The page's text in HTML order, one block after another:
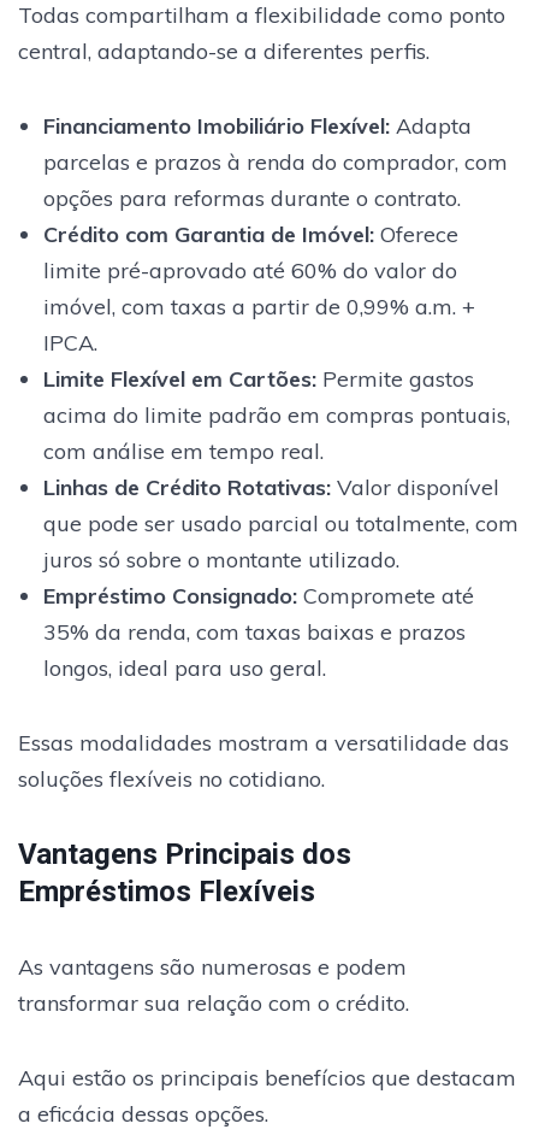
Todas compartilham a flexibilidade como ponto
central, adaptando-se a diferentes perfis.
Financiamento Imobiliário Flexível:Adapta
parcelas e prazos à renda do comprador, com
opções para reformas durante o contrato.
Crédito com Garantia de Imóvel:Oferece
limite pré-aprovado até 60% do valor do
imóvel, com taxas a partir de 0,99% a.m. +
IPCA.
Limite Flexível em Cartões:Permite gastos
acima do limite padrão em compras pontuais,
com análise em tempo real.
Linhas de Crédito Rotativas:Valor disponível
que pode ser usado parcial ou totalmente, com
juros só sobre o montante utilizado.
Empréstimo Consignado:Compromete até
35% da renda, com taxas baixas e prazos
longos, ideal para uso geral.
Essas modalidades mostram a versatilidade das
soluções flexíveis no cotidiano.
Vantagens Principais dos
Empréstimos Flexíveis
As vantagens são numerosas e podem
transformar sua relação com o crédito.
Aqui estão os principais benefícios que destacam
a eficácia dessas opções.